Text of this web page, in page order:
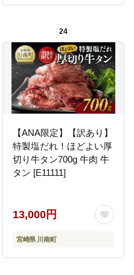
24
【ANA限定】【訳あり】
特製塩だれ！ほどよい厚
切り牛タン700g 牛肉 牛
タン [E11111]
13,000円
宮崎県 川南町